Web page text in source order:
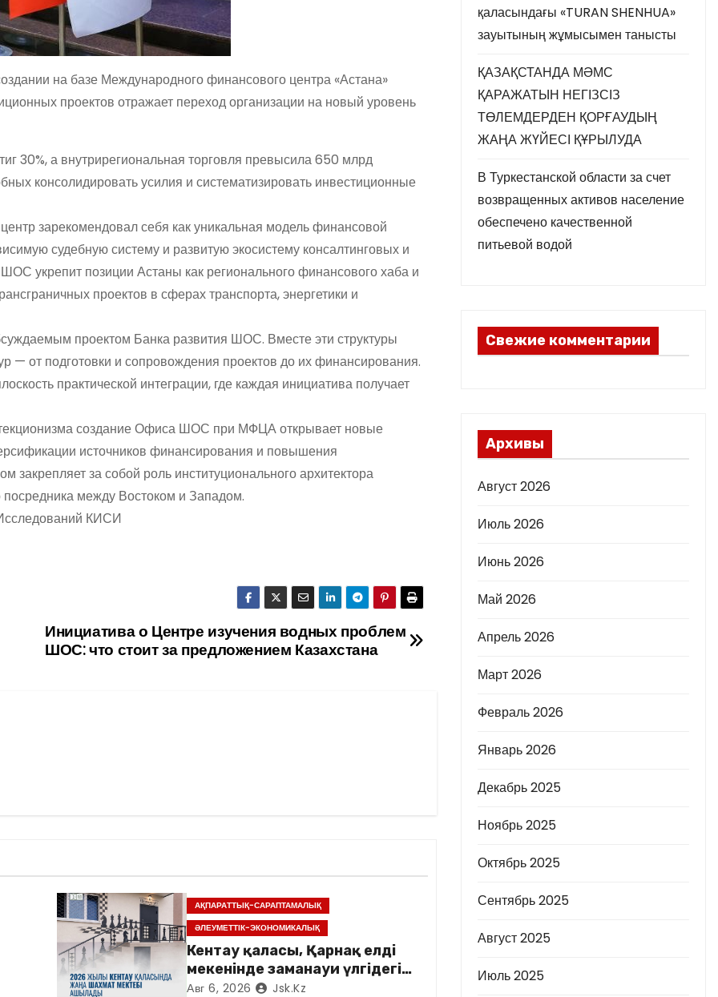
на базе Международного финансового центра «Астана»
проектов отражает переход организации на новый уровень
30%, а внутрирегиональная торговля превысила 650 млрд
консолидировать усилия и систематизировать инвестиционные
зарекомендовал себя как уникальная модель финансовой
судебную систему и развитую экосистему консалтинговых и
укрепит позиции Астаны как регионального финансового хаба и
проектов в сферах транспорта, энергетики и
проектом Банка развития ШОС. Вместе эти структуры
от подготовки и сопровождения проектов до их финансирования.
практической интеграции, где каждая инициатива получает
создание Офиса ШОС при МФЦА открывает новые
источников финансирования и повышения
закрепляет за собой роль институционального архитектора
посредника между Востоком и Западом.
КИСИ
Инициатива о Центре изучения водных проблем
ШОС: что стоит за предложением Казахстана
АҚПАРАТТЫҚ-САРАПТАМАЛЫҚ
ӘЛЕУМЕТТІК-ЭКОНОМИКАЛЫҚ
Кентау қаласы, Қарнақ елді
мекенінде заманауи үлгідегі
«Достық үйі» ашылды
Авг 6, 2026 Jsk.kz
қаласындағы «TURAN SHENHUA»
зауытының жұмысымен танысты
ҚАЗАҚСТАНДА МӘМС
ҚАРАЖАТЫН НЕГІЗСІЗ
ТӨЛЕМДЕРДЕН ҚОРҒАУДЫҢ
ЖАҢА ЖҮЙЕСІ ҚҰРЫЛУДА
В Туркестанской области за счет
возвращенных активов население
обеспечено качественной
питьевой водой
Свежие комментарии
Архивы
Август 2026
Июль 2026
Июнь 2026
Май 2026
Апрель 2026
Март 2026
Февраль 2026
Январь 2026
Декабрь 2025
Ноябрь 2025
Октябрь 2025
Сентябрь 2025
Август 2025
Июль 2025